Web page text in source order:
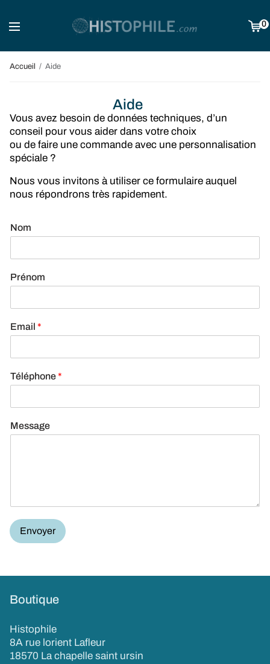
0
Accueil Aide
Aide
Vous avez besoin de données techniques, d’un
conseil pour vous aider dans votre choix
ou de faire une commande avec une personnalisation
spéciale ?
Nous vous invitons à utiliser ce formulaire auquel
nous répondrons très rapidement.
Nom
Prénom
Email *
Téléphone*
Message
Envoyer
Boutique
Histophile
8A rue lorient Lafleur
18570 La chapelle saint ursin